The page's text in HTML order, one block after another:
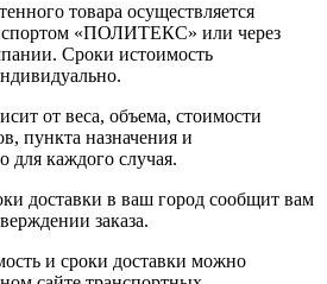
товара осуществляется
«ПОЛИТЕКС» или через
Сроки истоимость
от веса, объема, стоимости
пункта назначения и
для каждого случая.
доставки в ваш город сообщит вам
заказа.
и сроки доставки можно